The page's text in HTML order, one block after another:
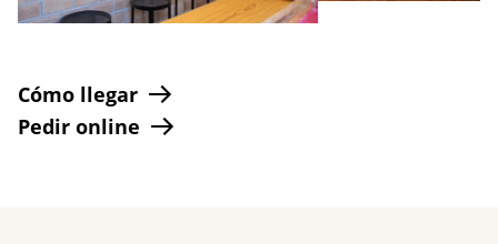
Cómo llegar
Pedir online